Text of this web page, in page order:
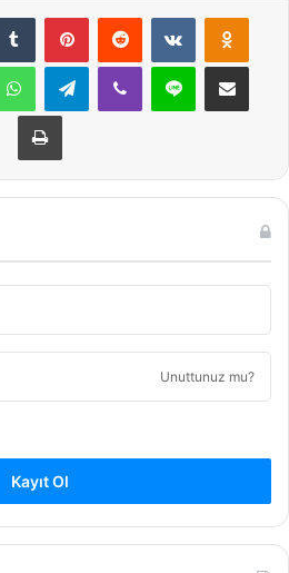
Tumblr PinterestReddit VKontakte
WhatsAppTelegramViber Line E-Posta ile
Yazdır
Unuttunuz mu?
Kayıt Ol